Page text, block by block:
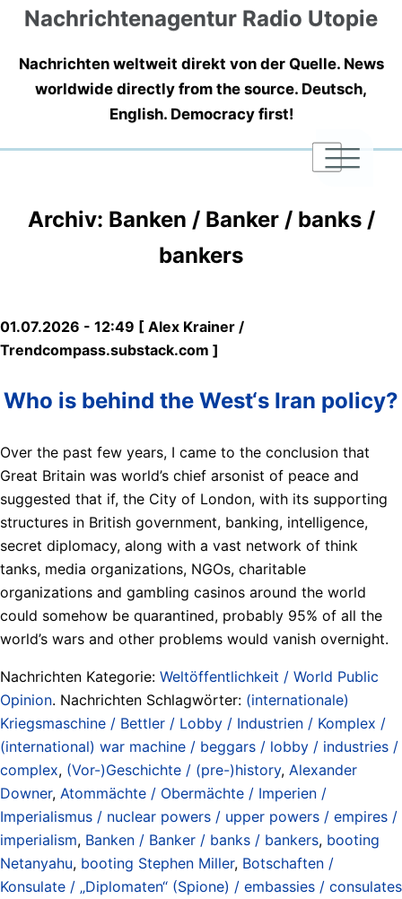
Nachrichtenagentur Radio Utopie
Nachrichten weltweit direkt von der Quelle. News
worldwide directly from the source. Deutsch,
English. Democracy first!
|
|
|
Archiv: Banken / Banker / banks /
bankers
01.07.2026 - 12:49 [ Alex Krainer /
Trendcompass.substack.com ]
Who is behind the West‘s Iran policy?
Over the past few years, I came to the conclusion that
Great Britain was world’s chief arsonist of peace and
suggested that if, the City of London, with its supporting
structures in British government, banking, intelligence,
secret diplomacy, along with a vast network of think
tanks, media organizations, NGOs, charitable
organizations and gambling casinos around the world
could somehow be quarantined, probably 95% of all the
world’s wars and other problems would vanish overnight.
Nachrichten Kategorie: Weltöffentlichkeit / World Public
Opinion. Nachrichten Schlagwörter: (internationale)
Kriegsmaschine / Bettler / Lobby / Industrien / Komplex /
(international) war machine / beggars / lobby / industries /
complex, (Vor-)Geschichte / (pre-)history, Alexander
Downer, Atommächte / Obermächte / Imperien /
Imperialismus / nuclear powers / upper powers / empires /
imperialism, Banken / Banker / banks / bankers, booting
Netanyahu, booting Stephen Miller, Botschaften /
Konsulate / „Diplomaten“ (Spione) / embassies / consulates